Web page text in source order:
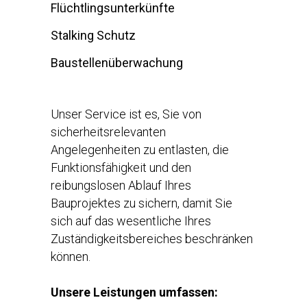
Flüchtlingsunterkünfte
Stalking Schutz
Baustellenüberwachung
Unser Service ist es, Sie von
sicherheitsrelevanten
Angelegenheiten zu entlasten, die
Funktionsfähigkeit und den
reibungslosen Ablauf Ihres
Bauprojektes zu sichern, damit Sie
sich auf das wesentliche Ihres
Zuständigkeitsbereiches beschränken
können.
Unsere Leistungen umfassen: